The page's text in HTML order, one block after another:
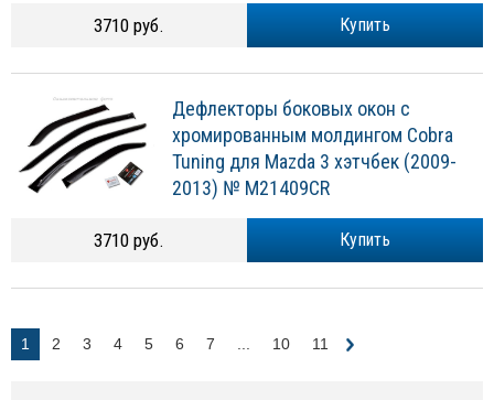
Купить
3710 руб.
Дефлекторы боковых окон с
хромированным молдингом Cobra
Tuning для Mazda 3 хэтчбек (2009-
2013) № M21409CR
Купить
3710 руб.
1 2 3 4 5 6 7 ... 10 11